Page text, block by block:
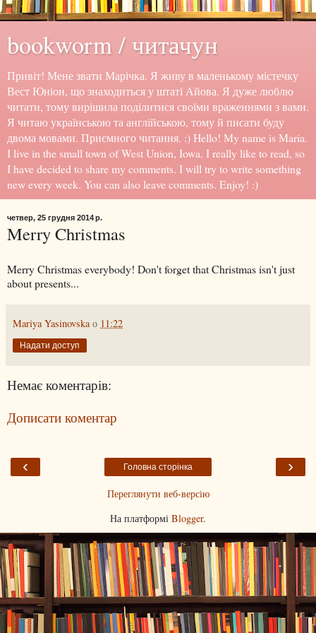
bookworm / читачун
Привіт! Мене звати Марічка. Я живу в маленькому містечку
Вест Юніон, що знаходиться у штаті Айова. Я дуже люблю
читати, тому вирішила поділитися своїми враженнями з вами.
Я читаю українською та англійською, тому й писати буду
двома мовами. Приємного читання. :) Hello! My name is Maria.
I live in the small town of West Union, Iowa. I really like to read, so
I have decided to share my comments. I will try to write something
new every week. You can also leave comments. Enjoy! :)
четвер, 25 грудня 2014 р.
Merry Christmas
Merry Christmas everybody! Don't forget that Christmas isn't just
about presents...
Mariya Yasinovska о 11:22
Надати доступ
Немає коментарів:
Дописати коментар
‹ ›
Головна сторінка
Переглянути веб-версію
На платформі Blogger.